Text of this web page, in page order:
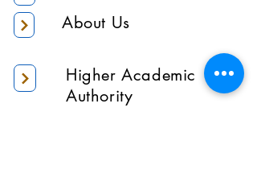
About Us
Higher Academic
Authority